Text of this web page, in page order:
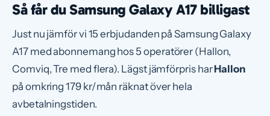
Så får du Samsung Galaxy A17 billigast
Just nu jämför vi 15 erbjudanden på Samsung Galaxy
A17 med abonnemang hos 5 operatörer (Hallon,
Comviq, Tre med flera). Lägst jämförpris harHallon
på omkring 179 kr/mån räknat över hela
avbetalningstiden.